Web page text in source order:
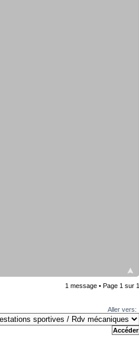
1 message • Page 1 sur 1
Aller vers: